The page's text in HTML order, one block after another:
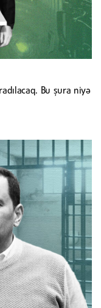
Bu şura niyə